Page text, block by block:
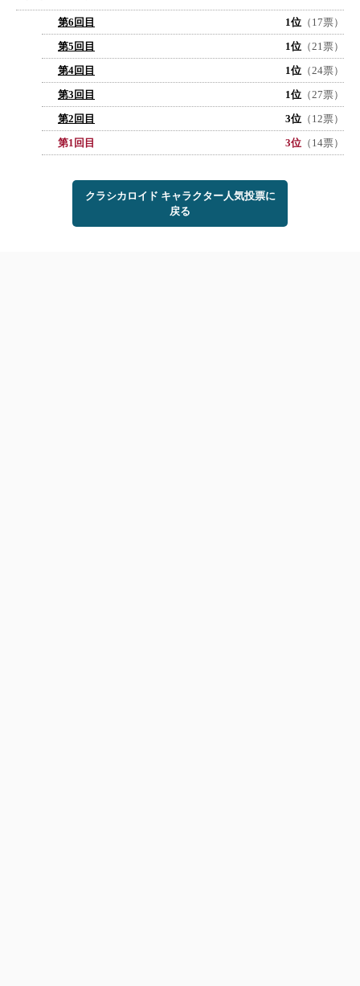
第6回目 1位 （17票）
第5回目
1位 （21票）
第4回目
1位 （24票）
第3回目
1位 （27票）
第2回目
3位 （12票）
第1回目
3位 （14票）
クラシカロイド キャラクター人気投票に
戻る